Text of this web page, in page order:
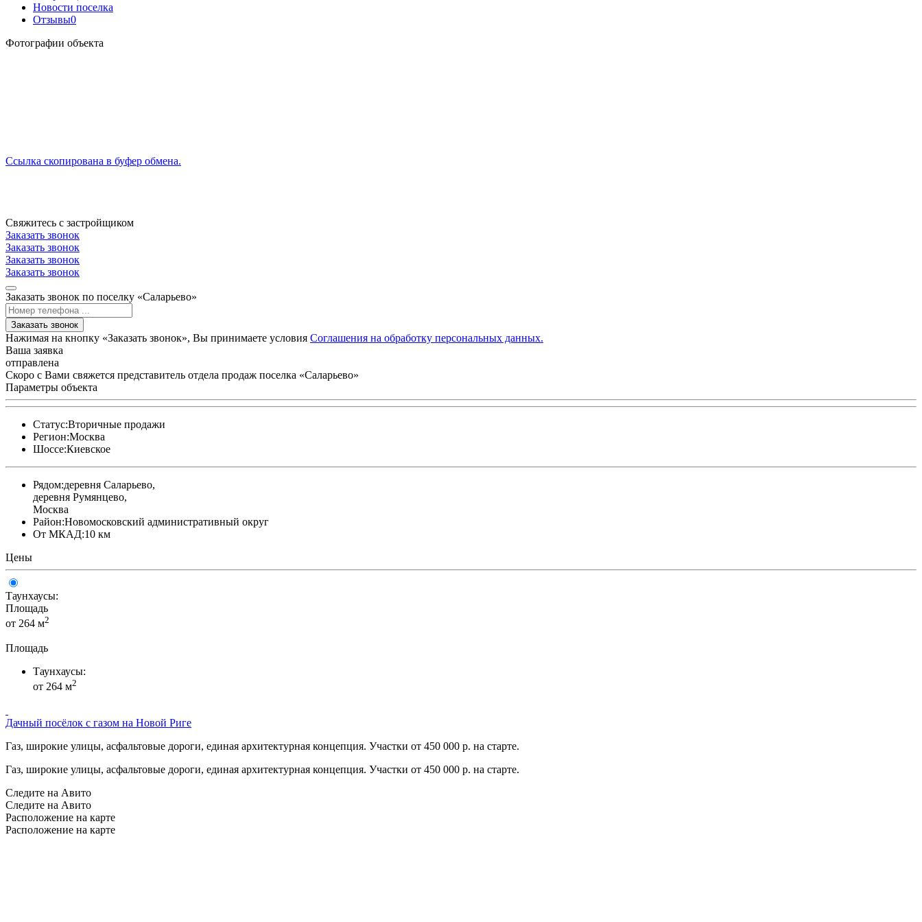
Новости поселка
Отзывы0
Фотографии объекта
Ссылка скопирована в буфер обмена.
Свяжитесь с застройщиком
Заказать звонок
Заказать звонок
Заказать звонок
Заказать звонок
Заказать звонок по поселку «Саларьево»
Заказать звонок
Нажимая на кнопку «Заказать звонок», Вы принимаете условия Соглашения на обработку персональных данных.
Ваша заявка
отправлена
Скоро с Вами свяжется представитель отдела продаж поселка «Саларьево»
Параметры объекта
Статус:Вторичные продажи
Регион:Москва
Шоссе:Киевское
Рядом:деревня Саларьево,
деревня Румянцево,
Москва
Район:Новомосковский административный округ
От МКАД:10 км
Цены
Таунхаусы:
Площадь
от 264 м2
Площадь
Таунхаусы:
от 264 м2
Дачный посёлок с газом на Новой Риге
Газ, широкие улицы, асфальтовые дороги, единая архитектурная концепция. Участки от 450 000 р. на старте.
Газ, широкие улицы, асфальтовые дороги, единая архитектурная концепция. Участки от 450 000 р. на старте.
Следите на Авито
Следите на Авито
Расположение на карте
Расположение на карте